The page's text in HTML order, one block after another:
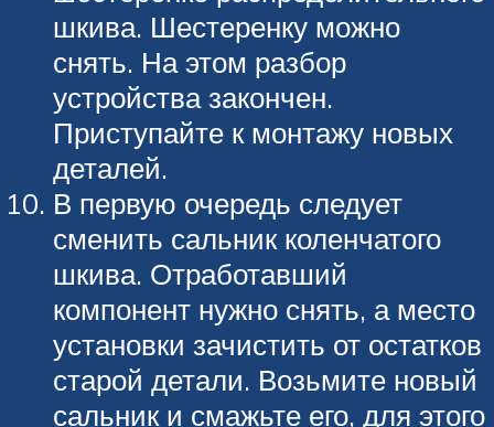
шкива. Шестеренку можно
снять. На этом разбор
устройства закончен.
Приступайте к монтажу новых
деталей.
В первую очередь следует
сменить сальник коленчатого
шкива. Отработавший
компонент нужно снять, а место
установки зачистить от остатков
старой детали. Возьмите новый
сальник и смажьте его, для этого